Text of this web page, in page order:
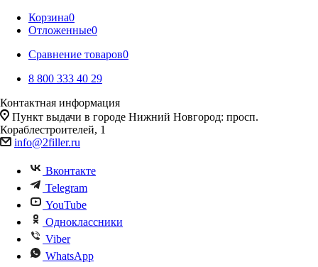
Корзина0
Отложенные0
Сравнение товаров0
8 800 333 40 29
Контактная информация
Пункт выдачи в городе Нижний Новгород: просп.
Кораблестроителей, 1
info@2filler.ru
Вконтакте
Telegram
YouTube
Одноклассники
Viber
WhatsApp